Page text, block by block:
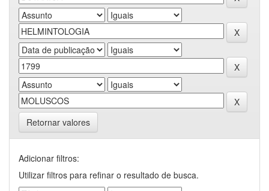
Retornar valores
Adicionar filtros:
Utilizar filtros para refinar o resultado de busca.